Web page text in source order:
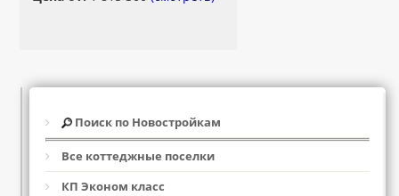
Поиск по Новостройкам
Все коттеджные поселки
КП Эконом класс